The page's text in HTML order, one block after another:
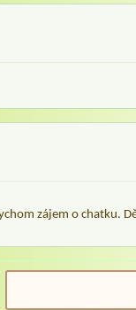
zájem o chatku.